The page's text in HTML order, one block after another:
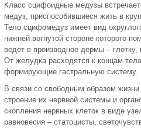
Класс сцифоидные медузы
медуз, приспособившиеся жить в
Тело сцифомедуз имеет вид
нижней вогнутой стороне которого
ведет в производное дермы –
От желудка расходятся к концам
формирующие гастральную систему.
В связи со свободным образом
строение их нервной системы и
скопления нервных клеток в виде
равновесия – статоцисты,